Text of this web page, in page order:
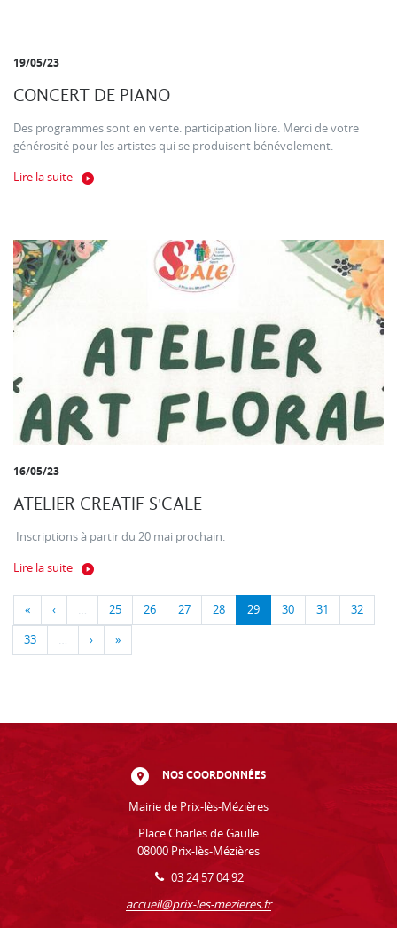
19/05/23
CONCERT DE PIANO
Des programmes sont en vente. participation libre. Merci de votre
générosité pour les artistes qui se produisent bénévolement.
Lire la suite
16/05/23
ATELIER CREATIF S'CALE
Inscriptions à partir du 20 mai prochain.
Lire la suite
« ‹ … 25 26 27 28 29 30 31 32
33 … › »
NOS COORDONNÉES
Mairie de Prix-lès-Mézières
Place Charles de Gaulle
08000 Prix-lès-Mézières
03 24 57 04 92
accueil@prix-les-mezieres.fr